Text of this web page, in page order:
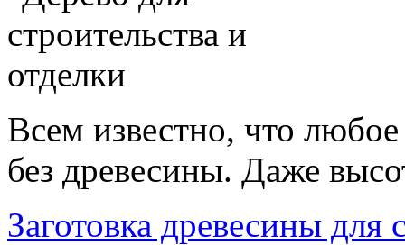
Всем известно, что любое
без древесины. Даже
Заготовка древесины для